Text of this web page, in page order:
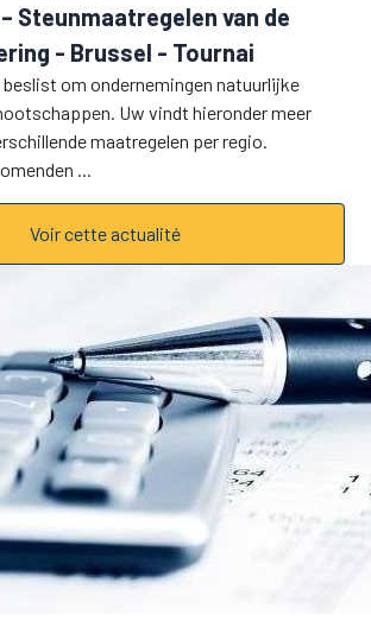
Steunmaatregelen van de
- Brussel - Tournai
beslist om ondernemingen natuurlijke
Uw vindt hieronder meer
maatregelen per regio.
...
Voir cette actualité